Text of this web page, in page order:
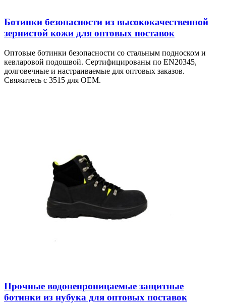
Ботинки безопасности из высококачественной
зернистой кожи для оптовых поставок
Оптовые ботинки безопасности со стальным подноском и
кевларовой подошвой. Сертифицированы по EN20345,
долговечные и настраиваемые для оптовых заказов.
Свяжитесь с 3515 для OEM.
Прочные водонепроницаемые защитные
ботинки из нубука для оптовых поставок